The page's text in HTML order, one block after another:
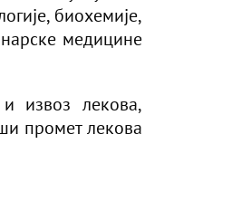
биохемије,
медицине
извоз лекова,
промет лекова